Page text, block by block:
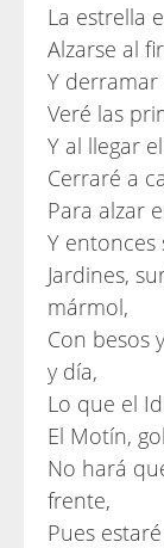
La estrella
Alzarse al
Y derramar
Veré las
Y al llegar
Cerraré a
Para alzar
Y entonces
Jardines,
mármol,
Con besos
y día,
Lo que el
El Motín,
No hará
frente,
Pues